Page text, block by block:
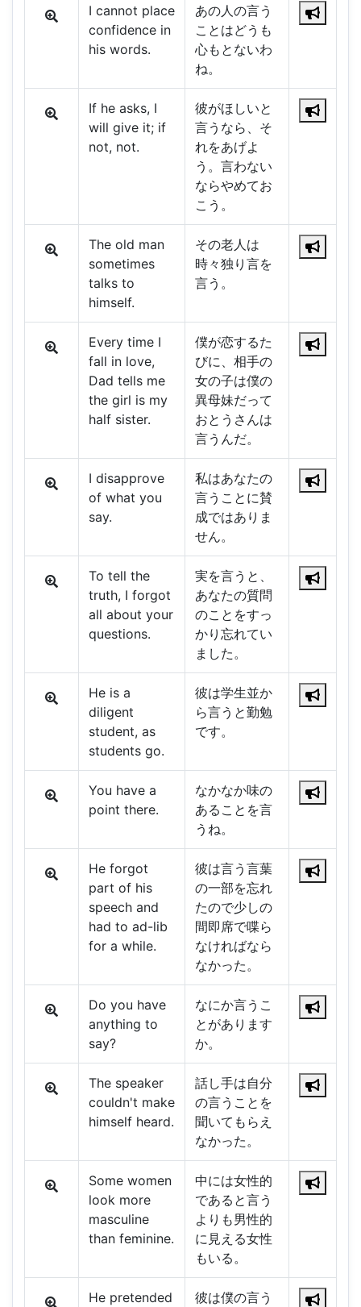
I cannot place
confidence in
his words.
あの人の言う
ことはどうも
心もとないわ
ね。
If he asks, I
will give it; if
not, not.
彼がほしいと
言うなら、そ
れをあげよ
う。言わない
ならやめてお
こう。
The old man
sometimes
talks to
himself.
その老人は
時々独り言を
言う。
Every time I
fall in love,
Dad tells me
the girl is my
half sister.
僕が恋するた
びに、相手の
女の子は僕の
異母妹だって
おとうさんは
言うんだ。
I disapprove
of what you
say.
私はあなたの
言うことに賛
成ではありま
せん。
To tell the
truth, I forgot
all about your
questions.
実を言うと、
あなたの質問
のことをすっ
かり忘れてい
ました。
He is a
diligent
student, as
students go.
彼は学生並か
ら言うと勤勉
です。
You have a
point there.
なかなか味の
あることを言
うね。
He forgot
part of his
speech and
had to ad-lib
for a while.
彼は言う言葉
の一部を忘れ
たので少しの
間即席で喋ら
なければなら
なかった。
Do you have
anything to
say?
なにか言うこ
とがあります
か。
The speaker
couldn't make
himself heard.
話し手は自分
の言うことを
聞いてもらえ
なかった。
Some women
look more
masculine
than feminine.
中には女性的
であると言う
よりも男性的
に見える女性
もいる。
He pretended
彼は僕の言う